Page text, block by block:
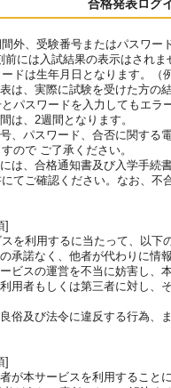
合格発表ログ
外、受験番号またはパスワー
前には入試結果の表示はされ
ドは生年月日となります。（
は、実際に試験を受けた方の
パスワードを入力してもエラ
は、2週間となります。
、パスワード、合否に関する
ので ご了承ください。
は、合格通知書及び入学手続
てご確認ください。なお、不
]
を利用するに当たって、以下
承諾なく、他者が代わりに情
ビスの運営を不当に妨害し、
用者もしくは第三者に対し、
俗及び法令に違反する行為、
]
が本サービスを利用すること